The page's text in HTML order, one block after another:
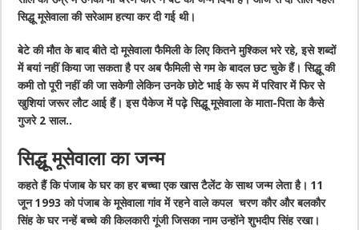
सिद्धू मूसेवाला की सरेआम हत्या कर दी गई थी।
बेटे की मौत के बाद बीते दो मूसेवाला फैमिली के लिए कितने मुश्किल भरे रहे, इसे शब्दों
में बयां नहीं किया जा सकता है पर अब फैमिली से गम के बादल छट चुके हैं। सिद्धू की
कमी तो पूरी नहीं की जा सकेगी लेकिन उनके छोटे भाई के रूप में परिवार में फिर से
खुशियां जरूर लौट आई हैं। इस पैकेज में पढ़े सिद्धू मूसेवाला के माता-पिता के कैसे
गुजरे 2 साल..
सिद्धू मूसेवाला का जन्म
कहते हैं कि पंजाब के घर का हर बच्चा एक खास टैलेंट के साथ जन्म लेता है। 11
जून 1993 को पंजाब के मूसेवाला गांव में रहने वाले कपल चरण कौर और बलकौर
सिंह के घर नन्हें बच्चे की किलकारी गूंजी जिसका नाम उन्होंने शुभदीप सिंह रखा।